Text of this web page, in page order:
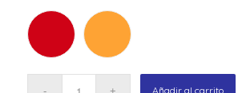
Añadir al carrito